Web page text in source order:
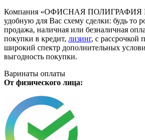
Компания «ОФИСНАЯ ПОЛИГРАФИЯ
удобную для Вас схему сделки: будь то
продажа, наличная или безналичная
покупки в кредит, лизинг, с рассрочкой
широкий спектр дополнительных
выгодность покупки.
Варинаты оплаты
От физического лица: